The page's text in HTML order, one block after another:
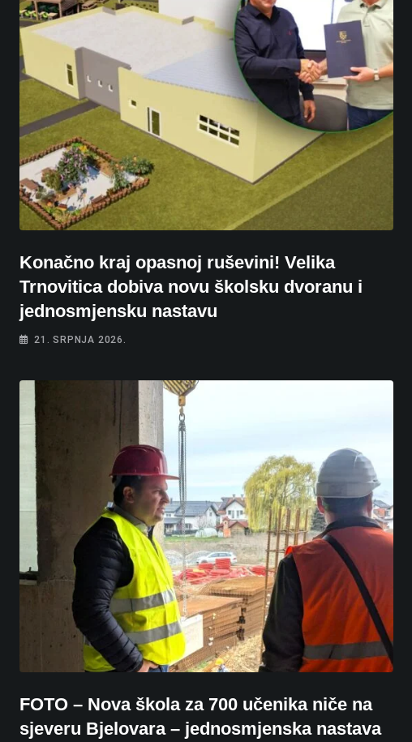
Konačno kraj opasnoj ruševini! Velika
Trnovitica dobiva novu školsku dvoranu i
jednosmjensku nastavu
21. SRPNJA 2026.
FOTO – Nova škola za 700 učenika niče na
sjeveru Bjelovara – jednosmjenska nastava